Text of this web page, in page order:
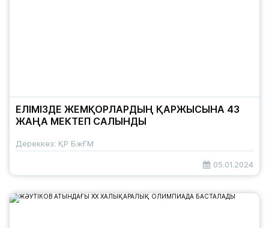
ЕЛІМІЗДЕ ЖЕМҚОРЛАРДЫҢ ҚАРЖЫСЫНА 43
ЖАҢА МЕКТЕП САЛЫНДЫ
Дереккөз: ҚР БжҒМ
05.01.2024